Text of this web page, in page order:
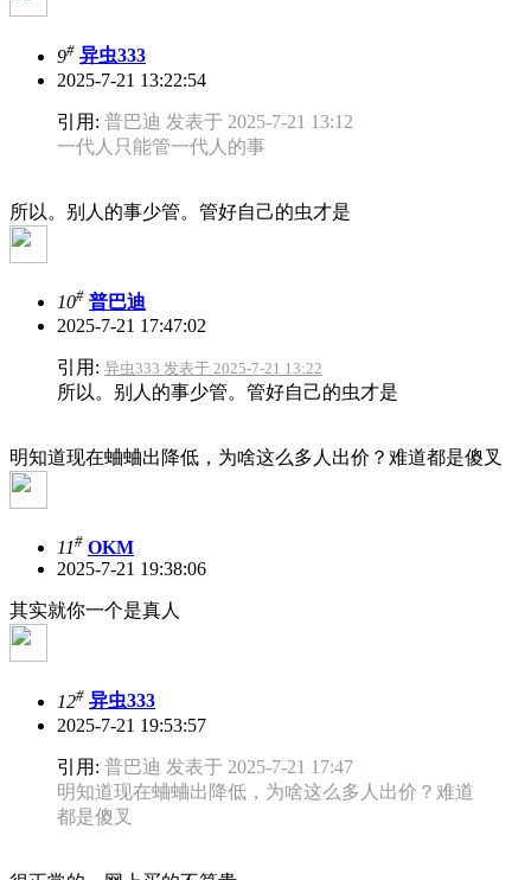
9# 异虫333
2025-7-21 13:22:54
引用: 普巴迪 发表于 2025-7-21 13:12
一代人只能管一代人的事
所以。别人的事少管。管好自己的虫才是
10# 普巴迪
2025-7-21 17:47:02
引用: 异虫333 发表于 2025-7-21 13:22
所以。别人的事少管。管好自己的虫才是
明知道现在蛐蛐出降低，为啥这么多人出价？难道都是傻叉
11# OKM
2025-7-21 19:38:06
其实就你一个是真人
12# 异虫333
2025-7-21 19:53:57
引用: 普巴迪 发表于 2025-7-21 17:47
明知道现在蛐蛐出降低，为啥这么多人出价？难道
都是傻叉